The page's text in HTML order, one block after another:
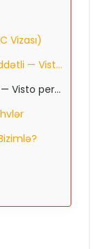
Vizası)
per Studio)
per Lavoro)